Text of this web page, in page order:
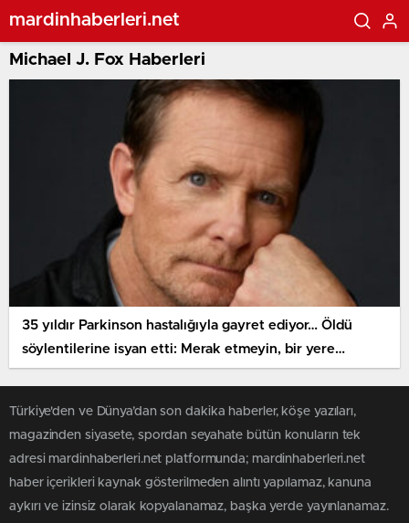
mardinhaberleri.net
Michael J. Fox Haberleri
35 yıldır Parkinson hastalığıyla gayret ediyor… Öldü
söylentilerine isyan etti: Merak etmeyin, bir yere
gitmedim, buradayım!
Türkiye'den ve Dünya’dan son dakika haberler, köşe yazıları,
magazinden siyasete, spordan seyahate bütün konuların tek
adresi mardinhaberleri.net platformunda; mardinhaberleri.net
haber içerikleri kaynak gösterilmeden alıntı yapılamaz, kanuna
aykırı ve izinsiz olarak kopyalanamaz, başka yerde yayınlanamaz.